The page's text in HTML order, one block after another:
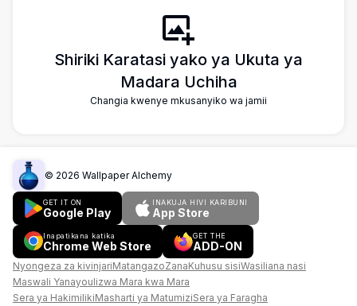
Shiriki Karatasi yako ya Ukuta ya
Madara Uchiha
Changia kwenye mkusanyiko wa jamii
© 2026 Wallpaper Alchemy
GET IT ON
Google Play
INAKUJA HIVI KARIBUNI
App Store
Inapatikana katika
Chrome Web Store
GET THE
ADD-ON
Nyongeza za kivinjariMatangazoZanaKuhusu sisiWasiliana nasi
Maswali Yanayoulizwa Mara kwa Mara
Sera ya HakimilikiMasharti ya MatumiziSera ya Faragha